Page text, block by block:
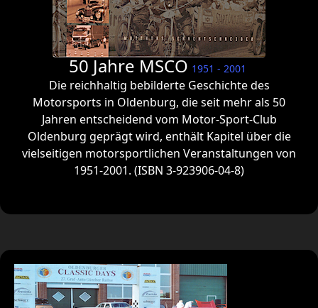
50 Jahre MSCO 1951 - 2001
Die reichhaltig bebilderte Geschichte des
Motorsports in Oldenburg, die seit mehr als 50
Jahren entscheidend vom Motor-Sport-Club
Oldenburg geprägt wird, enthält Kapitel über die
vielseitigen motorsportlichen Veranstaltungen von
1951-2001. (ISBN 3-923906-04-8)